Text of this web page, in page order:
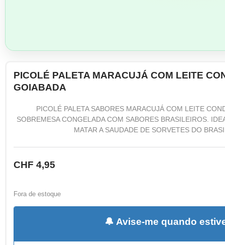
PICOLÉ PALETA MARACUJÁ COM LEITE
GOIABADA
PICOLÉ PALETA SABORES MARACUJÁ COM LEITE
SOBREMESA CONGELADA COM SABORES BRASILEIROS.
MATAR A SAUDADE DE SORVETES DO
CHF 4,95
Fora de estoque
🔔 Avise-me quando